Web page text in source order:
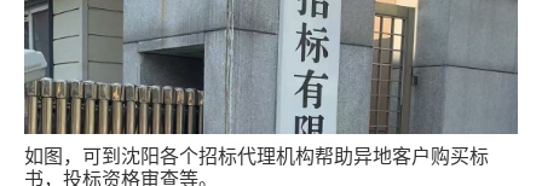
如图，可到沈阳各个招标代理机构帮助异地客户购买标
书，投标资格审查等。